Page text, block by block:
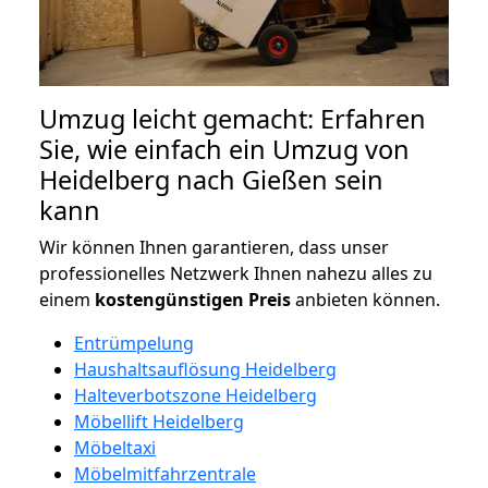
Umzug leicht gemacht: Erfahren
Sie, wie einfach ein Umzug von
Heidelberg nach Gießen sein
kann
Wir können Ihnen garantieren, dass unser
professionelles Netzwerk Ihnen nahezu alles zu
einem kostengünstigen Preisanbieten können.
Entrümpelung
Haushaltsauflösung Heidelberg
Halteverbotszone Heidelberg
Möbellift Heidelberg
Möbeltaxi
Möbelmitfahrzentrale